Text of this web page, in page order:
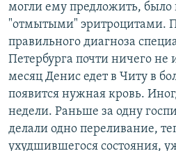
могли ему предложить, было
"отмытыми" эритроцитами.
правильного диагноза
Петербурга почти ничего не
месяц Денис едет в Читу в
появится нужная кровь.
недели. Раньше за одну
делали одно переливание,
ухудшившегося состояния,